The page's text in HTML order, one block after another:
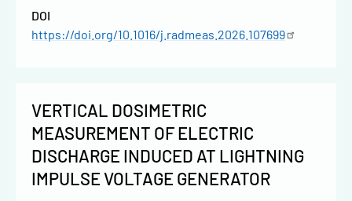
DOI
https://doi.org/10.1016/j.radmeas.2026.107699
VERTICAL DOSIMETRIC
MEASUREMENT OF ELECTRIC
DISCHARGE INDUCED AT LIGHTNING
IMPULSE VOLTAGE GENERATOR